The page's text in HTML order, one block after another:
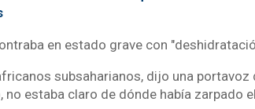
en estado grave con
subsaharianos, dijo una
estaba claro de dónde había zarpado